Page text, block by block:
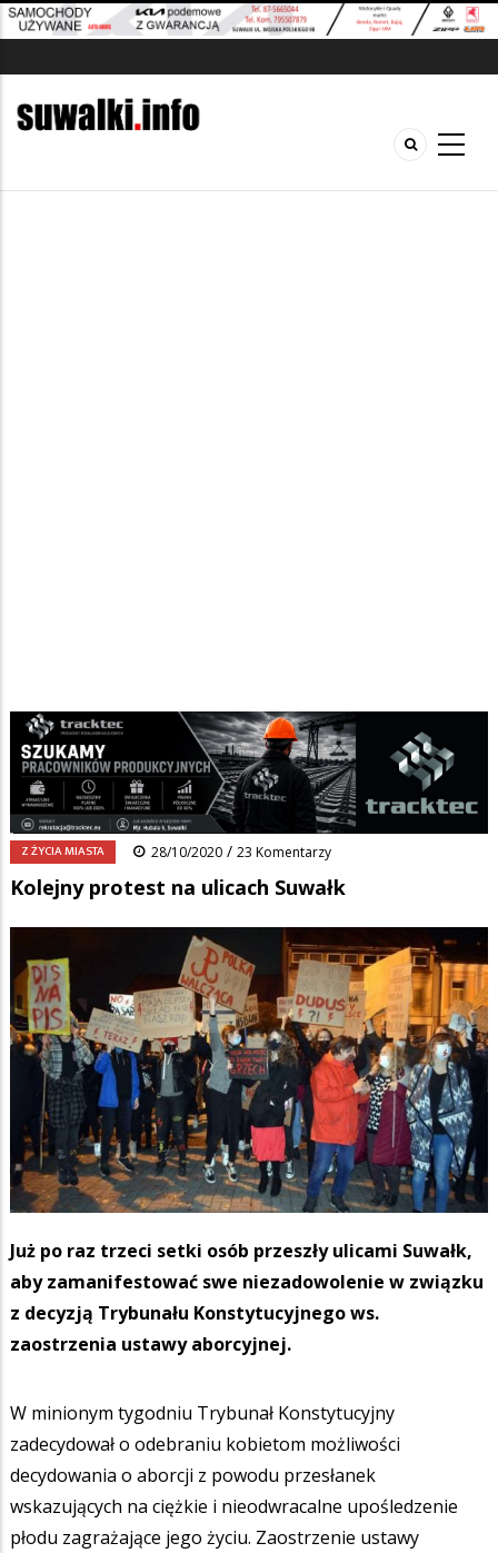
Ścieżka
nawigacyjna
Strona główna Wiadomości/Z życia miasta/
Kolejny protest na ulicach Suwałk
FacebookPinterest Tumblr
0 Reddit Share
Z ŻYCIA MIASTA 28/10/2020 / 23 Komentarzy
Kolejny protest na ulicach Suwałk
Już po raz trzeci setki osób przeszły ulicami Suwałk,
aby zamanifestować swe niezadowolenie w związku
z decyzją Trybunału Konstytucyjnego ws.
zaostrzenia ustawy aborcyjnej.
W minionym tygodniu Trybunał Konstytucyjny
zadecydował o odebraniu kobietom możliwości
decydowania o aborcji z powodu przesłanek
wskazujących na ciężkie i nieodwracalne upośledzenie
płodu zagrażające jego życiu. Zaostrzenie ustawy